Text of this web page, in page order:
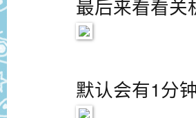
最后来看看关
默认会有1分